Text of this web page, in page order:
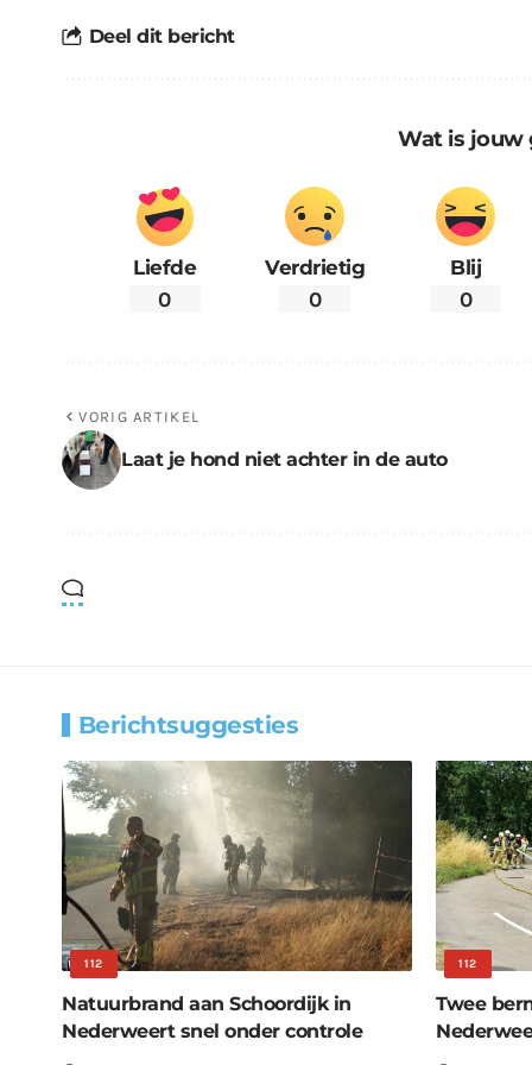
Deel dit bericht
Wat is jouw
Liefde
0
Verdrietig
0
Blij
0
VORIG ARTIKEL
Laat je hond niet achter in de auto
Berichtsuggesties
112
Natuurbrand aan Schoordijk in
Nederweert snel onder controle
112
Twee